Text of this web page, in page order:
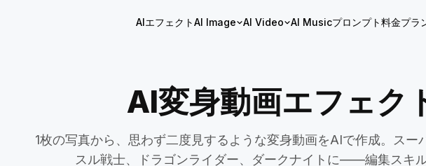
AIエフェクトAI Image AI Video AI Musicプロンプト料金プラ
AI変身動画エフェク
1枚の写真から、思わず二度見するような変身動画をAIで作成。スー
スル戦士、ドラゴンライダー、ダークナイトに——編集スキル